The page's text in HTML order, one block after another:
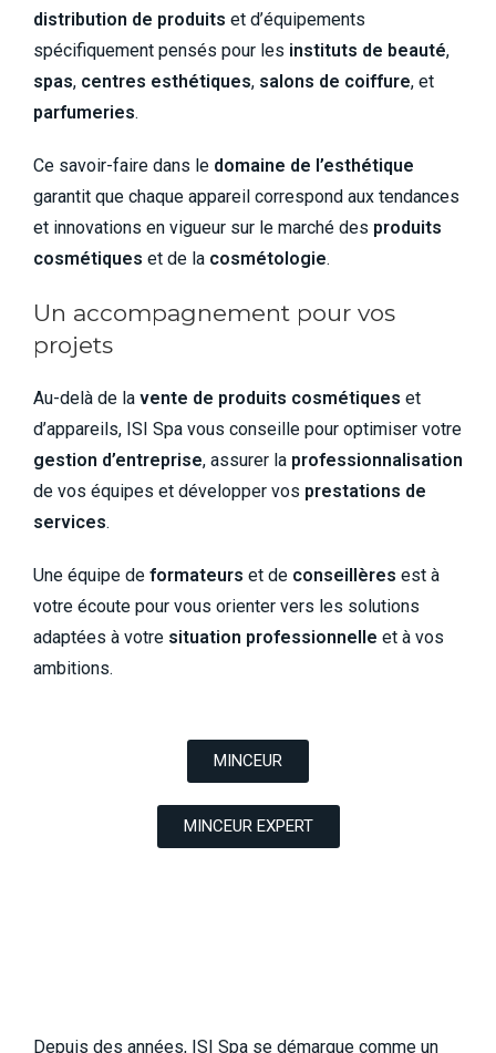
distribution de produits et d’équipements
spécifiquement pensés pour les instituts de beauté,
spas, centres esthétiques, salons de coiffure, et
parfumeries.
Ce savoir-faire dans le domaine de l’esthétique
garantit que chaque appareil correspond aux tendances
et innovations en vigueur sur le marché des produits
cosmétiques et de la cosmétologie.
Un accompagnement pour vos
projets
Au-delà de la vente de produits cosmétiques et
d’appareils, ISI Spa vous conseille pour optimiser votre
gestion d’entreprise, assurer la professionnalisation
de vos équipes et développer vos prestations de
services.
Une équipe de formateurs et de conseillères est à
votre écoute pour vous orienter vers les solutions
adaptées à votre situation professionnelle et à vos
ambitions.
MINCEUR
MINCEUR EXPERT
Depuis des années, ISI Spa se démarque comme un